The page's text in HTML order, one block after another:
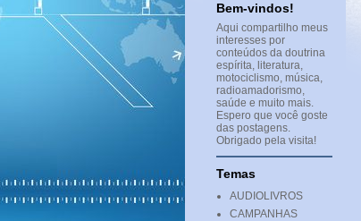
Bem-vindos!
Aqui compartilho meus
interesses por
conteúdos da doutrina
espírita, literatura,
motociclismo, música,
radioamadorismo,
saúde e muito mais.
Espero que você goste
das postagens.
Obrigado pela visita!
Temas
AUDIOLIVROS
CAMPANHAS